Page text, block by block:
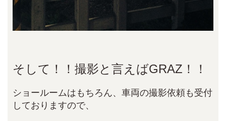
そして！！撮影と言えばGRAZ！！
ショールームはもちろん、車両の撮影依頼も受付
しておりますので、